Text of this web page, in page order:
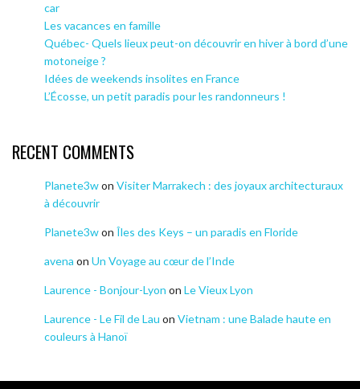
car
Les vacances en famille
Québec- Quels lieux peut-on découvrir en hiver à bord d’une
motoneige ?
Idées de weekends insolites en France
L’Écosse, un petit paradis pour les randonneurs !
RECENT COMMENTS
Planete3won Visiter Marrakech : des joyaux architecturaux
à découvrir
Planete3won Îles des Keys – un paradis en Floride
avena on Un Voyage au cœur de l’Inde
Laurence - Bonjour-Lyon on Le Vieux Lyon
Laurence - Le Fil de Lau on Vietnam : une Balade haute en
couleurs à Hanoï